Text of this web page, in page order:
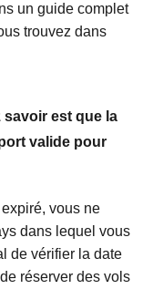
un guide complet
trouvez dans
savoir est que la
valide pour
vous ne
dans lequel vous
de vérifier la date
réserver des vols